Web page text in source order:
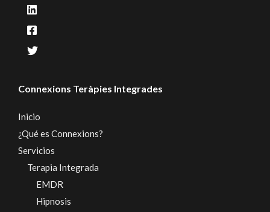
Connexions Teràpies Integrades
Inicio
¿Qué es Connexions?
Servicios
Terapia Integrada
EMDR
Hipnosis